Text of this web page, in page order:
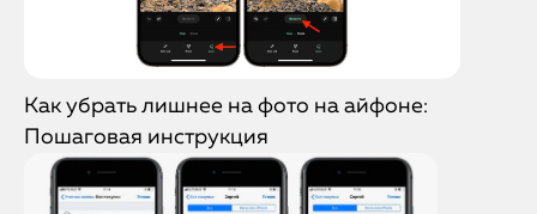
Как убрать лишнее на фото на айфоне:
Пошаговая инструкция